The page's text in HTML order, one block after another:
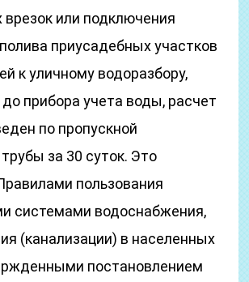
или подключения
приусадебных участков
к уличному водоразбору,
прибора учета воды, расчет
по пропускной
за 30 суток. Это
пользования
системами водоснабжения,
(канализации) в населенных
постановлением